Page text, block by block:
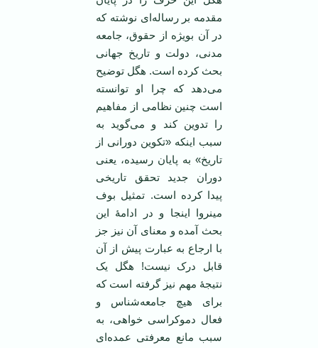
مقدمه بر رساله‌ای نوشته که
در آن بویژه از حقوق، جامعه
مدنی، دولت و تاریخ جهانی
بحث کرده است. هگل توضیح
می‌دهد که چرا او توانسته
است چنین نظامی از مفاهیم
را تدوین کند و می‌گوید به
سبب اینکه «تکوین دورانی از
تاریخ» به پایان رسیده، یعنی
دوران جدید تحقق تاریخی
پیدا کرده است. تمثیل بوف
مینروا اینجا و در ادامۀ این
بحث آمده و معنای آن نیز جز
با ارجاع به عبارت پیش از آن
قابل درک نیست! هگل یک
نتیجۀ مهم نیز گرفته است که
برای هیچ جامعه‌شناس و
فعال دموکراسی خواهی، به
سبب مانع معرفتی عمده‌ای